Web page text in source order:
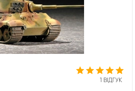
1 ВІДГУК